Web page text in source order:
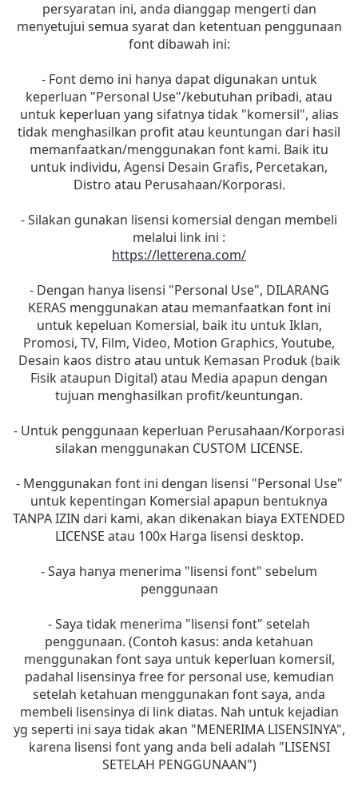
persyaratan ini, anda dianggap mengerti dan
menyetujui semua syarat dan ketentuan penggunaan
font dibawah ini:
- Font demo ini hanya dapat digunakan untuk
keperluan "Personal Use"/kebutuhan pribadi, atau
untuk keperluan yang sifatnya tidak "komersil", alias
tidak menghasilkan profit atau keuntungan dari hasil
memanfaatkan/menggunakan font kami. Baik itu
untuk individu, Agensi Desain Grafis, Percetakan,
Distro atau Perusahaan/Korporasi.
- Silakan gunakan lisensi komersial dengan membeli
melalui link ini :
https://letterena.com/
- Dengan hanya lisensi "Personal Use", DILARANG
KERAS menggunakan atau memanfaatkan font ini
untuk kepeluan Komersial, baik itu untuk Iklan,
Promosi, TV, Film, Video, Motion Graphics, Youtube,
Desain kaos distro atau untuk Kemasan Produk (baik
Fisik ataupun Digital) atau Media apapun dengan
tujuan menghasilkan profit/keuntungan.
- Untuk penggunaan keperluan Perusahaan/Korporasi
silakan menggunakan CUSTOM LICENSE.
- Menggunakan font ini dengan lisensi "Personal Use"
untuk kepentingan Komersial apapun bentuknya
TANPA IZIN dari kami, akan dikenakan biaya EXTENDED
LICENSE atau 100x Harga lisensi desktop.
- Saya hanya menerima "lisensi font" sebelum
penggunaan
- Saya tidak menerima "lisensi font" setelah
penggunaan. (Contoh kasus: anda ketahuan
menggunakan font saya untuk keperluan komersil,
padahal lisensinya free for personal use, kemudian
setelah ketahuan menggunakan font saya, anda
membeli lisensinya di link diatas. Nah untuk kejadian
yg seperti ini saya tidak akan "MENERIMA LISENSINYA",
karena lisensi font yang anda beli adalah "LISENSI
SETELAH PENGGUNAAN")